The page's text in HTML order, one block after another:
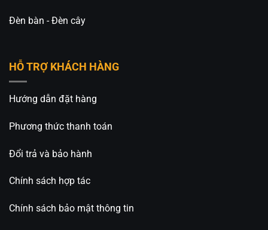
Liên hệ ngay để đặt hàng, ưu tiên khách hàng gọi
cấp các loại đèn trang trí decor, đa dạng mẫu mã
và giá thành tốt nhất trên thị trường.
_____________________________________________
⚡️An An Decor – Ánh sáng từ tâm hồn
🏢CN 1: 514 Nguyễn Oanh, P.6, Q. Gò Vấp, Tp.Hồ
Biên, Tp. Hà Nội
Đèn bàn - Đèn cây
HỖ TRỢ KHÁCH HÀNG
Hướng dẫn đặt hàng
Phương thức thanh toán
Đổi trả và bảo hành
Chính sách hợp tác
Chính sách bảo mật thông tin